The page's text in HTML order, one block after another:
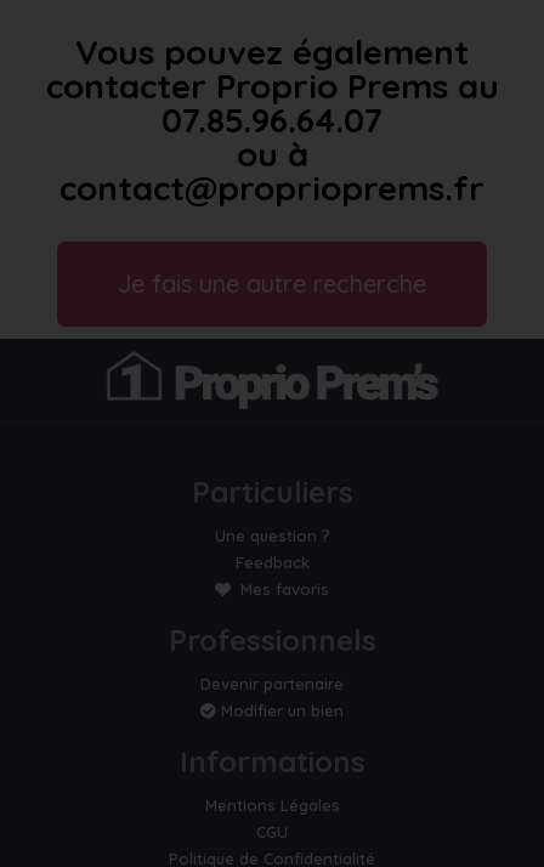
Vous pouvez également
contacter Proprio Prems au
07.85.96.64.07
ou à
contact@proprioprems.fr
Je fais une autre recherche
Particuliers
Une question ?
Feedback
Mes favoris
Professionnels
Devenir partenaire
Modifier un bien
Informations
Mentions Légales
CGU
Politique de Confidentialité